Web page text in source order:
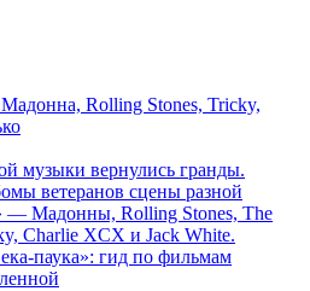
Rolling Stones, Tricky,
музыки вернулись гранды.
ветеранов сцены разной
— Мадонны, Rolling Stones, The
Charlie XCX и Jack White.
паука»: гид по фильмам